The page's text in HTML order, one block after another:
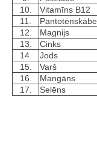
10.
Vitamīns B12
11.
Pantotēnskābe
12.
Magnijs
13.
Cinks
14.
Jods
15.
Varš
16.
Mangāns
17.
Selēns